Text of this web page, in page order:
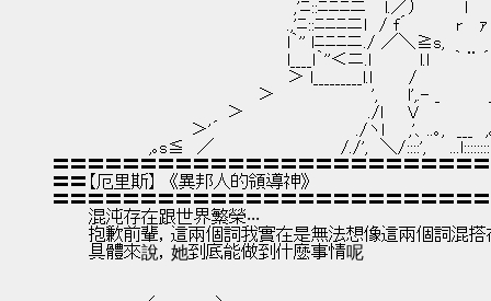
,'ﾆ::ﾆﾆﾆニ　 l.／）　　 　 l　　　u　
.,'ﾆ::ﾆﾆﾆニl　/ f´　　　　r 　ｧ　　／
l｀'' lﾆﾆﾆニ./ ／＼≧s,　　　　 イ:::::l:/
l____l｀''＜ニ.l　　　　l.l　　｀ ¨ ´　
＞ l_________l.l　　　/　　　　 　 　 .ヽ /　
＞　　　　　　　　',　　 l',.- _　　　　___　/　l
＞　　　　 　 　 　 　 ./l　　V　　　　　　　 .lニﾆl}
＞'´　　　　　 　 　 　 　 ./ヽl　　,'、..｡,　___　,｡s≦　
,｡s≦　／　　　　　　　　　　 /./',　＼/::::',　　...l:::::::::',,
〓〓〓〓〓〓〓〓〓〓〓〓〓〓〓〓〓〓〓〓〓〓〓〓
〓〓【厄里斯】　《異邦人的領導神》
〓〓〓〓〓〓〓〓〓〓〓〓〓〓〓〓〓〓〓〓〓〓〓〓
混沌存在跟世界繁榮‧‧‧
抱歉前輩，這兩個詞我實在是無法想像這兩個詞混搭
具體來說，她到底能做到什麼事情呢